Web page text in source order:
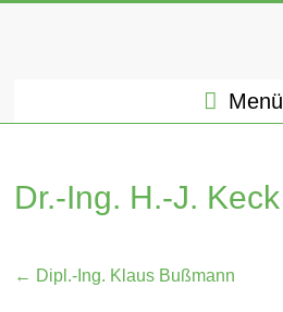
Menü
Dr.-Ing. H.-J. Keck
← Dipl.-Ing. Klaus Bußmann